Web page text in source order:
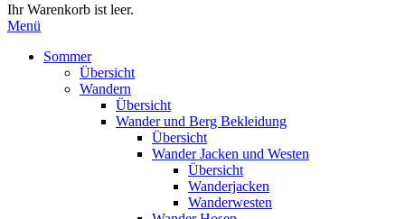
können
Touch-
und
Streichgesten
verwenden.
Ihr Warenkorb ist leer.
Menü
Sommer
Übersicht
Wandern
Übersicht
Wander und Berg Bekleidung
Übersicht
Wander Jacken und Westen
Übersicht
Wanderjacken
Wanderwesten